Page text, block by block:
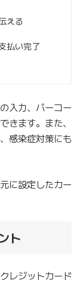
える
払い完了
入力、バーコー
きます。また、
感染症対策にも
に設定したカー
ト
レジットカード